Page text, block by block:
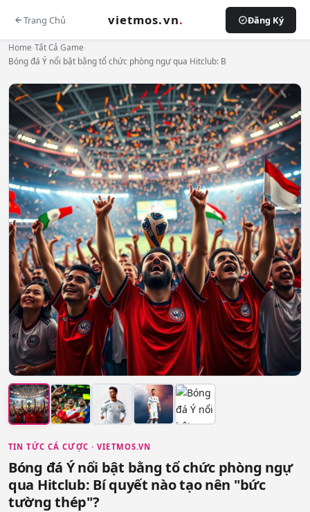
Trang Chủ vietmos.vn. Đăng Ký
Home Tất Cả Game
Bóng đá Ý nổi bật bằng tổ chức phòng ngự qua Hitclub: B
TIN TỨC CÁ CƯỢC · VIETMOS.VN
Bóng đá Ý nổi bật bằng tổ chức phòng ngự
qua Hitclub: Bí quyết nào tạo nên "bức
tường thép"?